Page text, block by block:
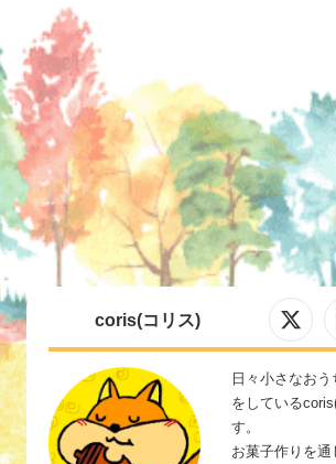
coris(コリス)
日々小さなお
をしている
す。
お菓子作りを